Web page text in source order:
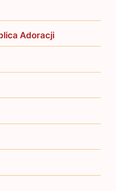
Adoracji